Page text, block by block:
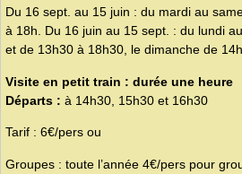
Du 16 sept. au 15 juin : du mardi au
à 18h. Du 16 juin au 15 sept. : du lundi
et de 13h30 à 18h30, le dimanche de
Visite en petit train : durée une heure
Départs : à 14h30, 15h30 et 16h30
Tarif : 6€/pers ou
Groupes : toute l’année 4€/pers pour